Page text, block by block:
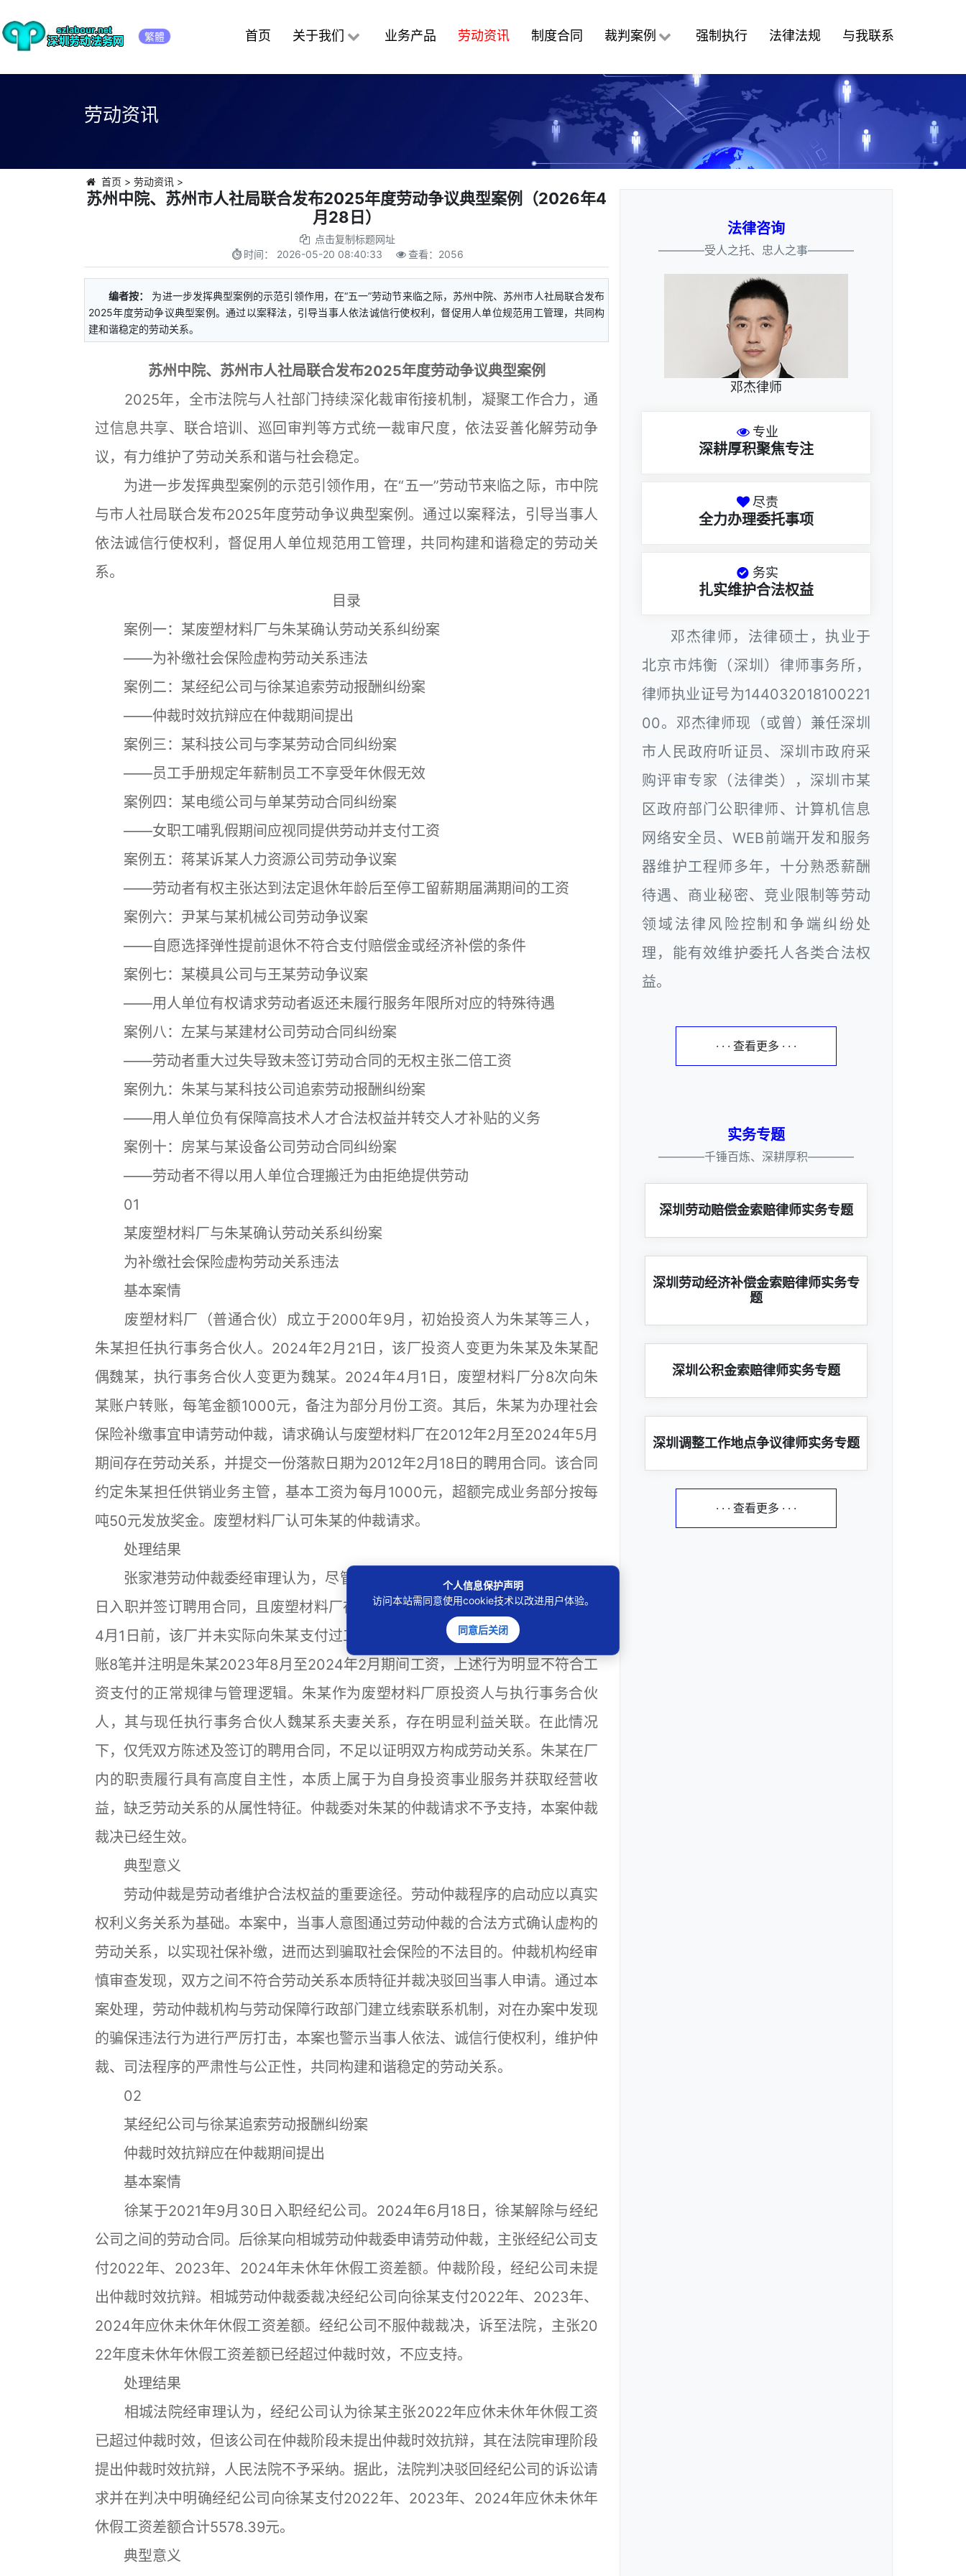
繁體 首页 关于我们 业务产品 劳动资讯 制度合同 裁判案例 强制执行 法律法规 与我联系
劳动资讯
首页 > 劳动资讯>
苏州中院、苏州市人社局联合发布2025年度劳动争议典型案例（2026年4
月28日）
点击复制标题网址
时间： 2026-05-20 08:40:33 查看： 2056
编者按：
为进一步发挥典型案例的示范引领作用，在“五一”劳动节来临之际，苏州中院、苏州市人社局联合发布
2025年度劳动争议典型案例。通过以案释法，引导当事人依法诚信行使权利，督促用人单位规范用工管理，共同构
建和谐稳定的劳动关系。
苏州中院、苏州市人社局联合发布2025年度劳动争议典型案例
2025年，全市法院与人社部门持续深化裁审衔接机制，凝聚工作合力，通
过信息共享、联合培训、巡回审判等方式统一裁审尺度，依法妥善化解劳动争
议，有力维护了劳动关系和谐与社会稳定。
为进一步发挥典型案例的示范引领作用，在“五一”劳动节来临之际，市中院
与市人社局联合发布2025年度劳动争议典型案例。通过以案释法，引导当事人
依法诚信行使权利，督促用人单位规范用工管理，共同构建和谐稳定的劳动关
系。
目录
案例一：某废塑材料厂与朱某确认劳动关系纠纷案
——为补缴社会保险虚构劳动关系违法
案例二：某经纪公司与徐某追索劳动报酬纠纷案
——仲裁时效抗辩应在仲裁期间提出
案例三：某科技公司与李某劳动合同纠纷案
——员工手册规定年薪制员工不享受年休假无效
案例四：某电缆公司与单某劳动合同纠纷案
——女职工哺乳假期间应视同提供劳动并支付工资
案例五：蒋某诉某人力资源公司劳动争议案
——劳动者有权主张达到法定退休年龄后至停工留薪期届满期间的工资
案例六：尹某与某机械公司劳动争议案
——自愿选择弹性提前退休不符合支付赔偿金或经济补偿的条件
案例七：某模具公司与王某劳动争议案
——用人单位有权请求劳动者返还未履行服务年限所对应的特殊待遇
案例八：左某与某建材公司劳动合同纠纷案
——劳动者重大过失导致未签订劳动合同的无权主张二倍工资
案例九：朱某与某科技公司追索劳动报酬纠纷案
——用人单位负有保障高技术人才合法权益并转交人才补贴的义务
案例十：房某与某设备公司劳动合同纠纷案
——劳动者不得以用人单位合理搬迁为由拒绝提供劳动
01
某废塑材料厂与朱某确认劳动关系纠纷案
为补缴社会保险虚构劳动关系违法
基本案情
废塑材料厂（普通合伙）成立于2000年9月，初始投资人为朱某等三人，
朱某担任执行事务合伙人。2024年2月21日，该厂投资人变更为朱某及朱某配
偶魏某，执行事务合伙人变更为魏某。2024年4月1日，废塑材料厂分8次向朱
某账户转账，每笔金额1000元，备注为部分月份工资。其后，朱某为办理社会
保险补缴事宜申请劳动仲裁，请求确认与废塑材料厂在2012年2月至2024年5月
期间存在劳动关系，并提交一份落款日期为2012年2月18日的聘用合同。该合同
约定朱某担任供销业务主管，基本工资为每月1000元，超额完成业务部分按每
吨50元发放奖金。废塑材料厂认可朱某的仲裁请求。
处理结果
张家港劳动仲裁委经审理认为，尽管双方当事人均确认朱某自2012年2月18
日入职并签订聘用合同，且废塑材料厂在仲裁中认可朱某全部请求，但2024年
4月1日前，该厂并未实际向朱某支付过工资。2024年4月1日废塑材料厂连续转
账8笔并注明是朱某2023年8月至2024年2月期间工资，上述行为明显不符合工
资支付的正常规律与管理逻辑。朱某作为废塑材料厂原投资人与执行事务合伙
人，其与现任执行事务合伙人魏某系夫妻关系，存在明显利益关联。在此情况
下，仅凭双方陈述及签订的聘用合同，不足以证明双方构成劳动关系。朱某在厂
内的职责履行具有高度自主性，本质上属于为自身投资事业服务并获取经营收
益，缺乏劳动关系的从属性特征。仲裁委对朱某的仲裁请求不予支持，本案仲裁
裁决已经生效。
典型意义
劳动仲裁是劳动者维护合法权益的重要途径。劳动仲裁程序的启动应以真实
权利义务关系为基础。本案中，当事人意图通过劳动仲裁的合法方式确认虚构的
劳动关系，以实现社保补缴，进而达到骗取社会保险的不法目的。仲裁机构经审
慎审查发现，双方之间不符合劳动关系本质特征并裁决驳回当事人申请。通过本
案处理，劳动仲裁机构与劳动保障行政部门建立线索联系机制，对在办案中发现
的骗保违法行为进行严厉打击，本案也警示当事人依法、诚信行使权利，维护仲
裁、司法程序的严肃性与公正性，共同构建和谐稳定的劳动关系。
02
某经纪公司与徐某追索劳动报酬纠纷案
仲裁时效抗辩应在仲裁期间提出
基本案情
徐某于2021年9月30日入职经纪公司。2024年6月18日，徐某解除与经纪
公司之间的劳动合同。后徐某向相城劳动仲裁委申请劳动仲裁，主张经纪公司支
付2022年、2023年、2024年未休年休假工资差额。仲裁阶段，经纪公司未提
出仲裁时效抗辩。相城劳动仲裁委裁决经纪公司向徐某支付2022年、2023年、
2024年应休未休年休假工资差额。经纪公司不服仲裁裁决，诉至法院，主张20
22年度未休年休假工资差额已经超过仲裁时效，不应支持。
处理结果
相城法院经审理认为，经纪公司认为徐某主张2022年应休未休年休假工资
已超过仲裁时效，但该公司在仲裁阶段未提出仲裁时效抗辩，其在法院审理阶段
提出仲裁时效抗辩，人民法院不予采纳。据此，法院判决驳回经纪公司的诉讼请
求并在判决中明确经纪公司向徐某支付2022年、2023年、2024年应休未休年
休假工资差额合计5578.39元。
典型意义
法律咨询
————受人之托、忠人之事————
邓杰律师
专业
深耕厚积聚焦专注
尽责
全力办理委托事项
务实
扎实维护合法权益
邓杰律师，法律硕士，执业于
北京市炜衡（深圳）律师事务所，
律师执业证号为144032018100221
00。邓杰律师现（或曾）兼任深圳
市人民政府听证员、深圳市政府采
购评审专家（法律类），深圳市某
区政府部门公职律师、计算机信息
网络安全员、WEB前端开发和服务
器维护工程师多年，十分熟悉薪酬
待遇、商业秘密、竞业限制等劳动
领域法律风险控制和争端纠纷处
理，能有效维护委托人各类合法权
益。
· · · 查看更多 · · ·
实务专题
————千锤百炼、深耕厚积————
深圳劳动赔偿金索赔律师实务专题
深圳劳动经济补偿金索赔律师实务专
题
深圳公积金索赔律师实务专题
深圳调整工作地点争议律师实务专题
· · · 查看更多 · · ·
个人信息保护声明
访问本站需同意使用cookie技术以改进用户体验。
同意后关闭